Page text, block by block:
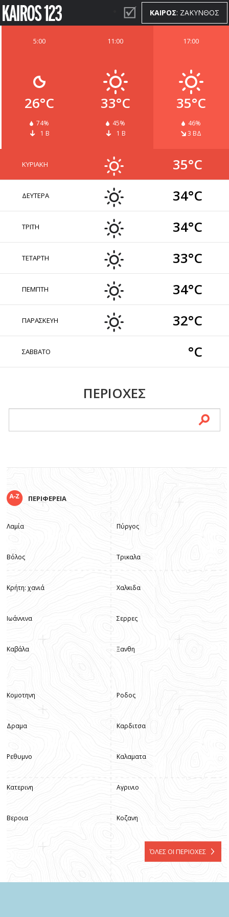
ΚΑΙΡΟΣ: ΖΑΚΥΝΘΟΣ
17:00
35°C
46%
3 ΒΔ
11:00
33°C
45%
1 Β
5:00
26°C
74%
1 Β
ΚΥΡΙΑΚΗ 35°C
ΔΕΥΤΕΡΑ 34°C
ΤΡΙΤΗ 34°C
ΤΕΤΑΡΤΗ 33°C
ΠΕΜΠΤΗ 34°C
ΠΑΡΑΣΚΕΥΗ 32°C
ΣΑΒΒΑΤΟ °C
ΠΕΡΙΟΧΕΣ
ΠΕΡΙΦΕΡΕΙΑ
Λαμία
Βόλος
Κρήτη: χανιά
Ιωάννινα
Καβάλα
Πύργος
Τρικαλα
Χαλκιδα
Σερρες
Ξανθη
Κομοτηνη
Δραμα
Ρεθυμνο
Κατερινη
Βεροια
Ροδος
Καρδιτσα
Καλαματα
Αγρινιο
Κοζανη
ΌΛΕΣ ΟΙ ΠΕΡΙΟΧΕΣ